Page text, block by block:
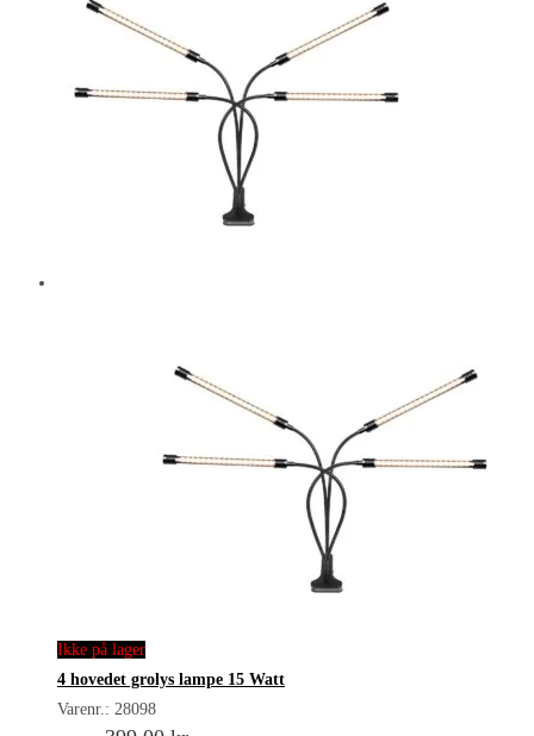
Ikke på lager
4 hovedet grolys lampe 15 Watt
Varenr.: 28098